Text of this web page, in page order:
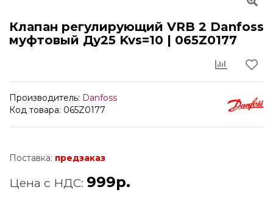
Клапан регулирующий VRB 2 Danfoss
муфтовый Ду25 Kvs=10 | 065Z0177
Производитель: Danfoss
Код товара: 065Z0177
Поставка: предзаказ
Цена с НДС: 999р.